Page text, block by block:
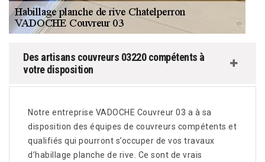
Des artisans couvreurs 03220 compétents à
votre disposition
Notre entreprise VADOCHE Couvreur 03 a à sa
disposition des équipes de couvreurs compétents et
qualifiés qui pourront s’occuper de vos travaux
d’habillage planche de rive. Ce sont de vrais